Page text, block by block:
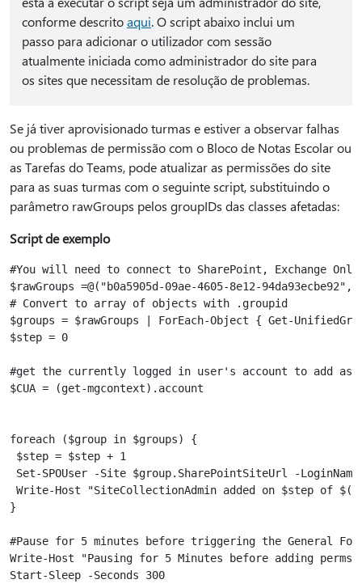
conforme descritoaqui. O script abaixo inclui um
passo para adicionar o utilizador com sessão
atualmente iniciada como administrador do site para
os sites que necessitam de resolução de problemas.
Se já tiver aprovisionado turmas e estiver a observar falhas
ou problemas de permissão com o Bloco de Notas Escolar ou
as Tarefas do Teams, pode atualizar as permissões do site
para as suas turmas com o seguinte script, substituindo o
parâmetro rawGroups pelos groupIDs das classes afetadas:
Script de exemplo
#You will need to connect to SharePoint, Exchange
$rawGroups =@("b0a5905d-09ae-4605-8e12-
# Convert to array of objects with .groupid
$groups = $rawGroups | ForEach-Object { Get-
$step = 0
#get the currently logged in user's account to add as
$CUA = (get-mgcontext).account
foreach ($group in $groups) {
$step = $step + 1
Set-SPOUser -Site $group.SharePointSiteUrl -
Write-Host "SiteCollectionAdmin added on $step of
}
#Pause for 5 minutes before triggering the General
Write-Host "Pausing for 5 Minutes before adding
Start-Sleep -Seconds 300